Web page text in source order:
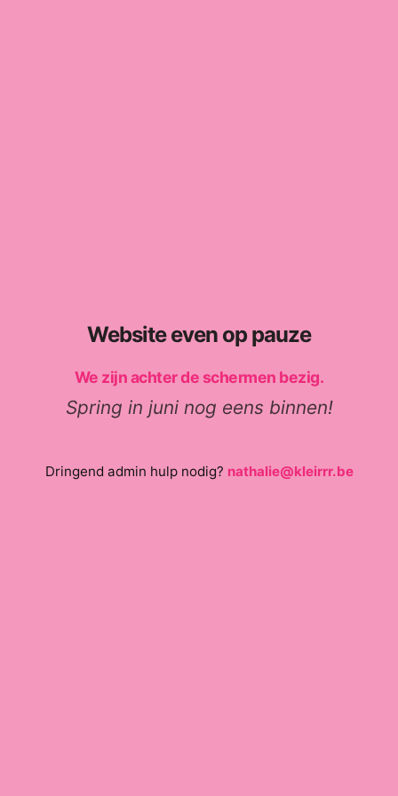
Website even op pauze
We zijn achter de schermen bezig.
Spring in juni nog eens binnen!
Dringend admin hulp nodig? nathalie@kleirrr.be